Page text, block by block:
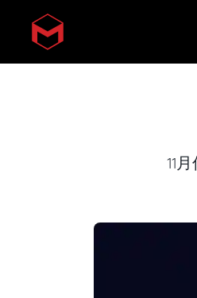
Skip to main content
11